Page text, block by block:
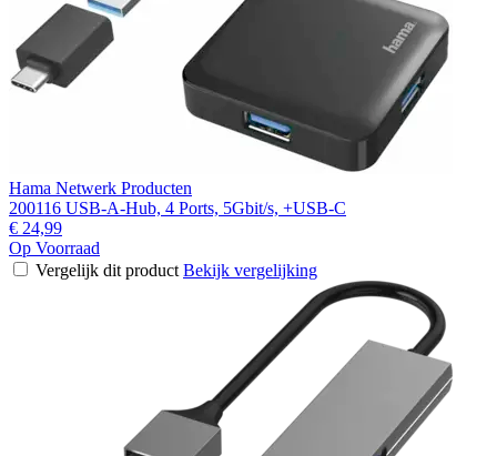
Hama Netwerk Producten
200116 USB-A-Hub, 4 Ports, 5Gbit/s, +USB-C
€ 24,99
Op Voorraad
Vergelijk dit product Bekijk vergelijking